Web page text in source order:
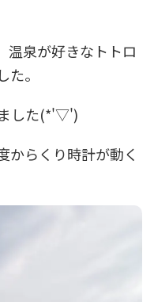
温泉が好きなトトロ
。
した(*'▽')
からくり時計が動く